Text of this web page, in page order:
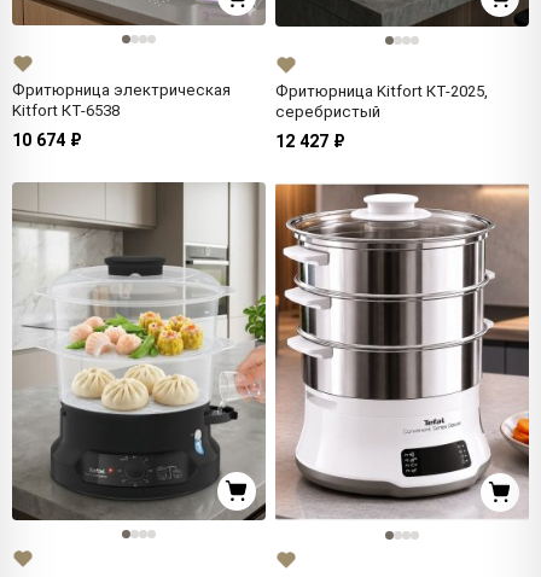
Фритюрница электрическая
Kitfort КТ-6538
10 674 ₽
Фритюрница Kitfort КТ-2025,
серебристый
12 427 ₽